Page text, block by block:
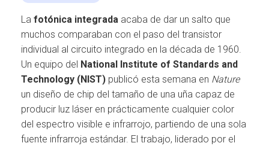
La fotónica integrada acaba de dar un salto que
muchos comparaban con el paso del transistor
individual al circuito integrado en la década de 1960.
Un equipo del National Institute of Standards and
Technology (NIST) publicó esta semana en Nature
un diseño de chip del tamaño de una uña capaz de
producir luz láser en prácticamente cualquier color
del espectro visible e infrarrojo, partiendo de una sola
fuente infrarroja estándar. El trabajo, liderado por el